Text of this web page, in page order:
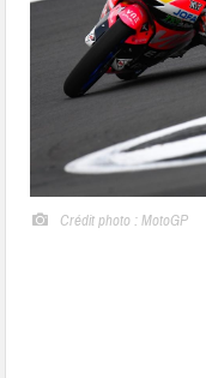
Crédit photo : MotoGP